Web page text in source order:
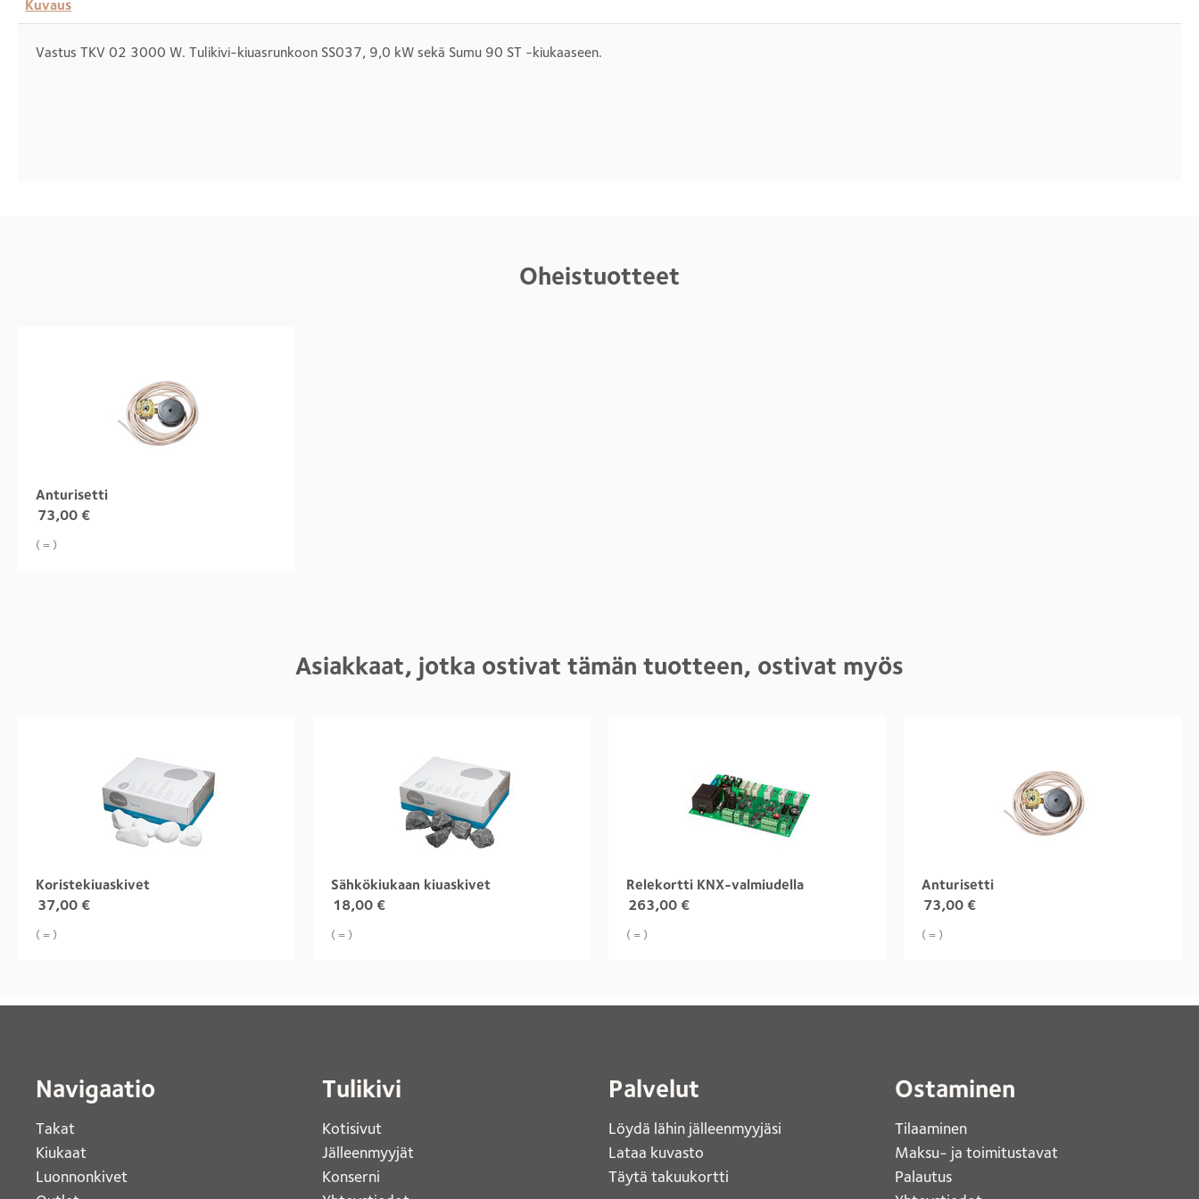
Kuvaus
Vastus TKV 02 3000 W. Tulikivi-kiuasrunkoon SS037, 9,0 kW sekä Sumu 90 ST -kiukaaseen.
Oheistuotteet
Anturisetti
73,00 €
( = )
Asiakkaat, jotka ostivat tämän tuotteen, ostivat myös
Koristekiuaskivet
37,00 €
( = )
Sähkökiukaan kiuaskivet
18,00 €
( = )
Relekortti KNX-valmiudella
263,00 €
( = )
Anturisetti
73,00 €
( = )
Navigaatio
Takat
Kiukaat
Luonnonkivet
Tulikivi
Kotisivut
Jälleenmyyjät
Konserni
Palvelut
Löydä lähin jälleenmyyjäsi
Lataa kuvasto
Täytä takuukortti
Ostaminen
Tilaaminen
Maksu- ja toimitustavat
Palautus